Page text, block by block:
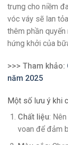
trưng cho niềm
vóc váy sẽ lan
thêm phần
hứng khởi của
>>> Tham khảo:
năm 2025
Một số lưu ý khi
Chất liệu:
voan để đảm